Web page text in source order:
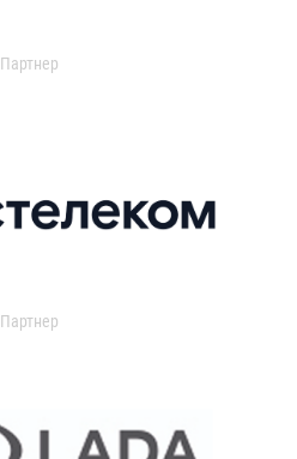
Партнер
Партнер